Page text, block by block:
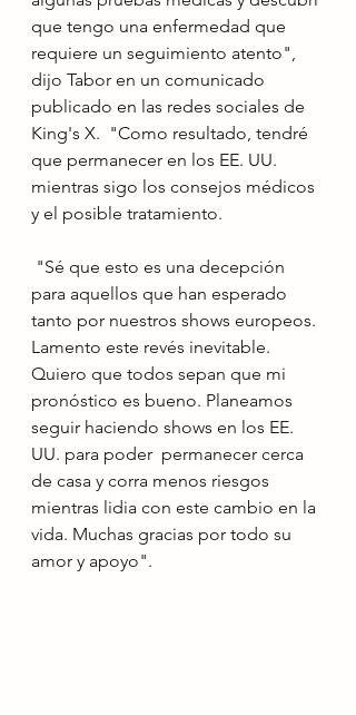
que tengo una enfermedad que
requiere un seguimiento atento",
dijo Tabor en un comunicado
publicado en las redes sociales de
King's X.  "Como resultado, tendré
que permanecer en los EE. UU.
mientras sigo los consejos médicos
y el posible tratamiento.
para aquellos que han esperado
tanto por nuestros shows europeos.
Lamento este revés inevitable.
Quiero que todos sepan que mi
pronóstico es bueno. Planeamos
seguir haciendo shows en los EE.
UU. para poder  permanecer cerca
de casa y corra menos riesgos
mientras lidia con este cambio en la
vida. Muchas gracias por todo su
amor y apoyo".